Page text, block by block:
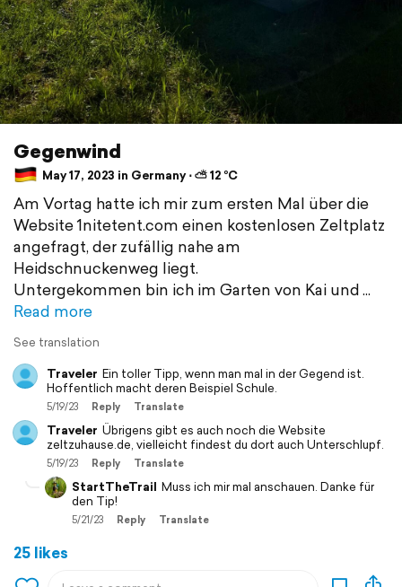
Gegenwind
May 17, 2023 in Germany ⋅ ⛅ 12 °C
Am Vortag hatte ich mir zum ersten Mal über die
Website 1nitetent.com einen kostenlosen Zeltplatz
angefragt, der zufällig nahe am
Heidschnuckenweg liegt.
Untergekommen bin ich im Garten von Kai und
Read more
See translation
Traveler Ein toller Tipp, wenn man mal in der Gegend ist.
Hoffentlich macht deren Beispiel Schule.
5/19/23 Reply Translate
Traveler Übrigens gibt es auch noch die Website
zeltzuhause.de, vielleicht findest du dort auch Unterschlupf.
5/19/23 Reply Translate
StartTheTrail Muss ich mir mal anschauen. Danke für
den Tip!
5/21/23 Reply Translate
25 likes